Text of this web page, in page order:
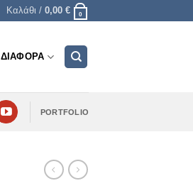
Καλάθι / 0,00 € 0
ΔΙΑΦΟΡΑ
PORTFOLIO